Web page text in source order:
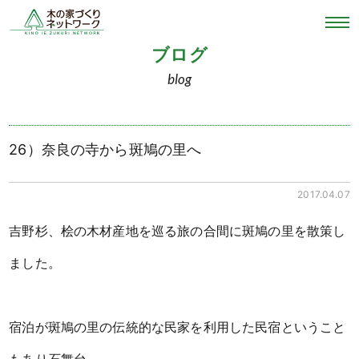
ブログ
blog
26）奈良の寺から斑鳩の里へ
2017.04.07
吉野杉、桧の木材産地を巡る旅の合間に斑鳩の里を散策し
ました。
宿泊が斑鳩の里の伝統的な民家を利用した民宿ということ